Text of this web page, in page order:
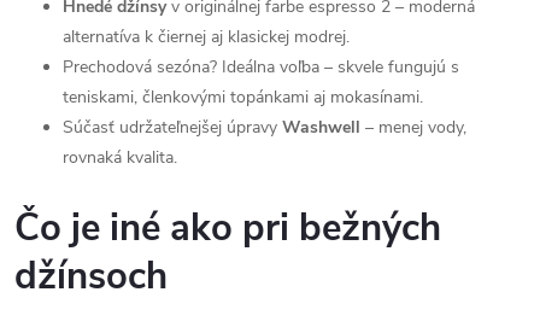
Hnedé džínsyv originálnej farbe espresso 2 – moderná
alternatíva k čiernej aj klasickej modrej.
Prechodová sezóna? Ideálna voľba – skvele fungujú s
teniskami, členkovými topánkami aj mokasínami.
Súčasť udržateľnejšej úpravy Washwell – menej vody,
rovnaká kvalita.
Čo je iné ako pri bežných
džínsoch